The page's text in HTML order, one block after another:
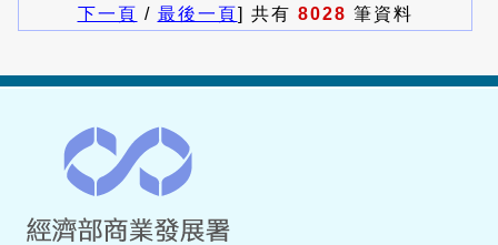
下一頁 / 最後一頁] 共有 8028 筆資料